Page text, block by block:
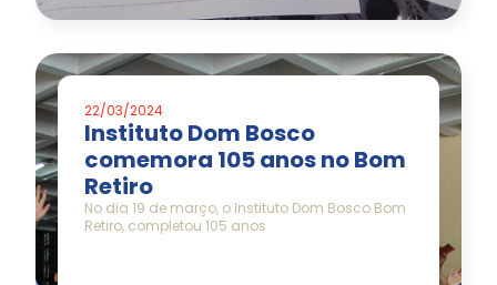
22/03/2024
Instituto Dom Bosco
comemora 105 anos no Bom
Retiro
No dia 19 de março, o Instituto Dom Bosco Bom
Retiro, completou 105 anos